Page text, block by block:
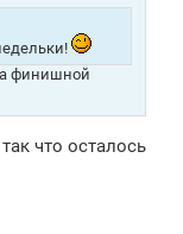
финишной
что осталось